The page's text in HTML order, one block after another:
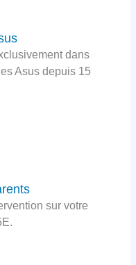
dans
Asus depuis 15
sur votre